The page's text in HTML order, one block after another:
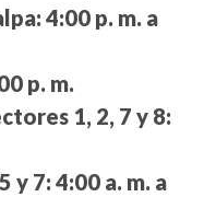
4:00 p. m. a
p. m.
1, 2, 7 y 8:
y 7: 4:00 a. m. a